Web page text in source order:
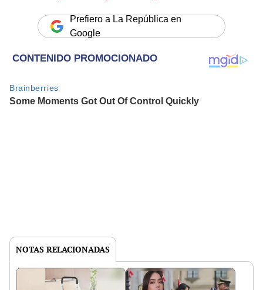
Prefiero a La República en
Google
NOTAS RELACIONADAS